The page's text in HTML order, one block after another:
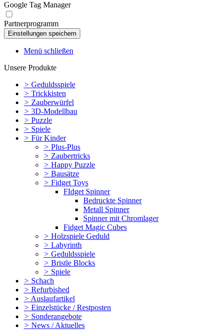
Google Tag Manager
Partnerprogramm
Menü schließen
Unsere Produkte
> Geduldsspiele
> Trickkisten
> Zauberwürfel
> 3D-Modellbau
> Puzzle
> Spiele
> Für Kinder
> Plus-Plus
> Zaubertricks
> Happy Puzzle
> Bausätze
> Fidget Toys
FIdget Spinner
Bedruckte Spinner
Metall Spinner
Spinner mit Chromlager
Fidget Magic Cubes
> Holzspiele Geduld
> Labyrinth
> Geduldsspiele
> Bristle Blocks
> Spiele
> Schach
> Refurbished
> Auslaufartikel
> Einzelstücke / Restposten
> Sonderangebote
> News / Aktuelles